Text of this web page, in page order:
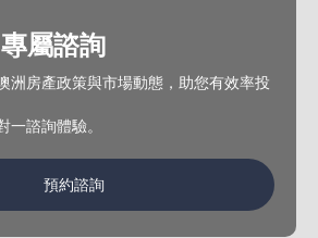
屬諮詢
洲房產政策與市場動態，助您有效率投
一諮詢體驗。
預約諮詢